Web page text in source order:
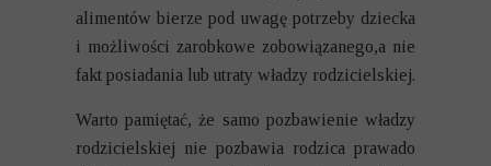
alimentów bierze pod uwagę potrzeby dziecka
i możliwości zarobkowe zobowiązanego,a nie
fakt posiadania lub utraty władzy rodzicielskiej.
Warto pamiętać, że samo pozbawienie władzy
rodzicielskiej nie pozbawia rodzica prawado